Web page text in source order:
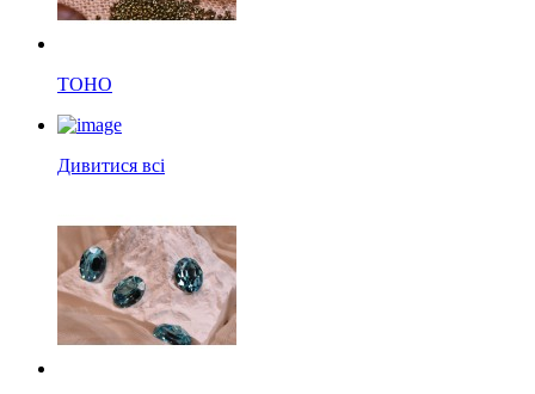
TOHO
Дивитися всі